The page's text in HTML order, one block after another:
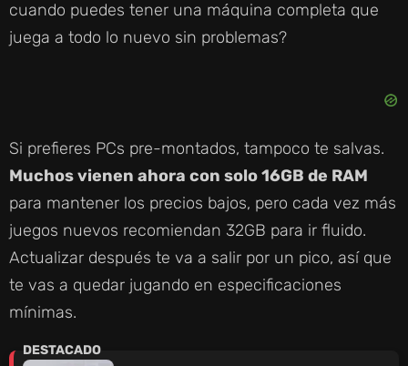
O
cuando puedes tener una máquina completa que
juega a todo lo nuevo sin problemas?
Si prefieres PCs pre-montados, tampoco te salvas.
Muchos vienen ahora con solo 16GB de RAM
para mantener los precios bajos, pero cada vez más
juegos nuevos recomiendan 32GB para ir fluido.
Actualizar después te va a salir por un pico, así que
te vas a quedar jugando en especificaciones
mínimas.